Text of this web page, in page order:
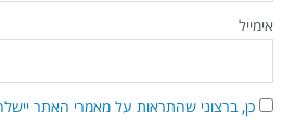
אימייל
כן, ברצוני שהתראות על מאמרי האתר